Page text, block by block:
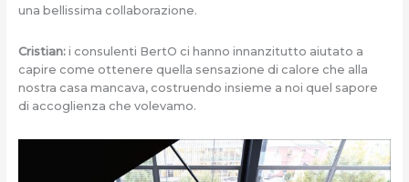
una bellissima collaborazione.
Cristian:i consulenti BertO ci hanno innanzitutto aiutato a
capire come ottenere quella sensazione di calore che alla
nostra casa mancava, costruendo insieme a noi quel sapore
di accoglienza che volevamo.